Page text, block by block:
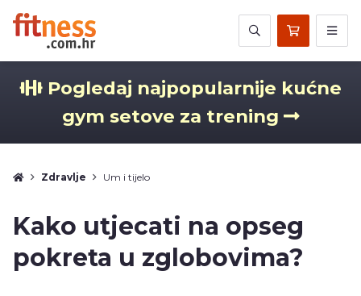
Pogledaj najpopularnije kućne
gym setove za trening
Zdravlje Um i tijelo
Kako utjecati na opseg
pokreta u zglobovima?